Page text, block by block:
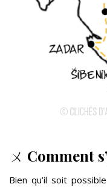
ㄨ Comment
Bien qu’il soit